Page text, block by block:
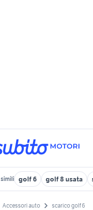
simili golf 6 golf 8 usata
Accessori auto scarico golf 6